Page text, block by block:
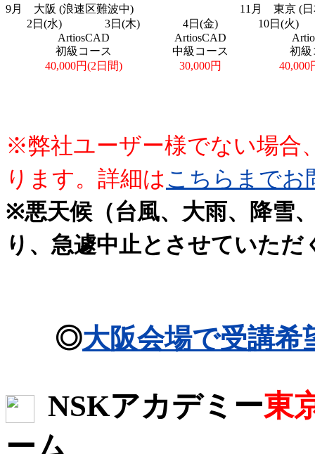
9月 大阪 (浪速区難波中) 11 月 東京 (日
2日(水)
3日(木) 4日(金)
10日(火)
ArtiosCAD
初級コース
ArtiosCAD
中級コース
初級
40,000円(2日間)
30,000円 40,000
※弊社ユーザー様でない場合
ります。詳細は こちらまでお
※悪天候（台風、大雨、降雪
り、急遽中止とさせていた
大阪会場で受講
NSKアカデミー東
ーム